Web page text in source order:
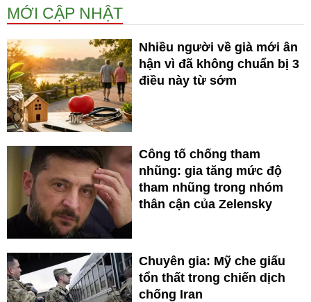
MỚI CẬP NHẬT
Nhiều người về già mới ân
hận vì đã không chuẩn bị 3
điều này từ sớm
Công tố chống tham
nhũng: gia tăng mức độ
tham nhũng trong nhóm
thân cận của Zelensky
Chuyên gia: Mỹ che giấu
tổn thất trong chiến dịch
chống Iran